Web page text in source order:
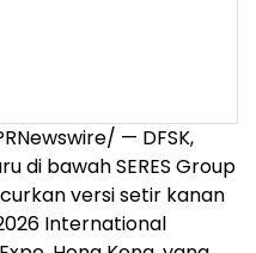
— DFSK,
di bawah SERES Group
versi setir kanan
International